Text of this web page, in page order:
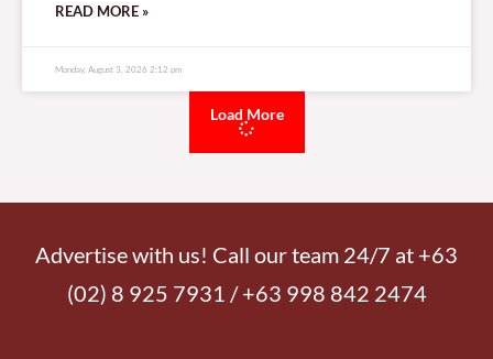
READ MORE »
Monday, August 3, 2026 2:12 pm
Load More
Advertise with us! Call our team 24/7 at +63
(02) 8 925 7931 / +63 998 842 2474